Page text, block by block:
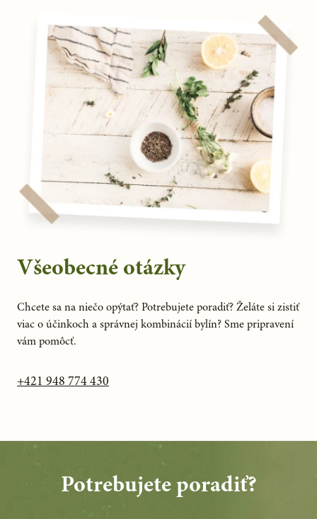
Všeobecné otázky
Chcete sa na niečo opýtať? Potrebujete poradiť? Želáte si zistiť
viac o účinkoch a správnej kombinácií bylín? Sme pripravení
vám pomôcť.
+421 948 774 430
Potrebujete poradiť?